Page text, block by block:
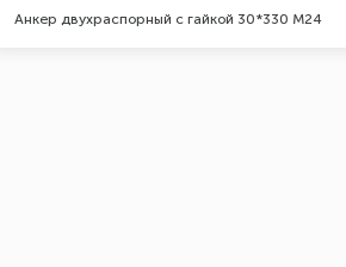
Анкер двухраспорный с гайкой 30*330 М24